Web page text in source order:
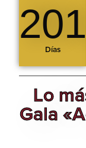
201
Días
Lo
Gala